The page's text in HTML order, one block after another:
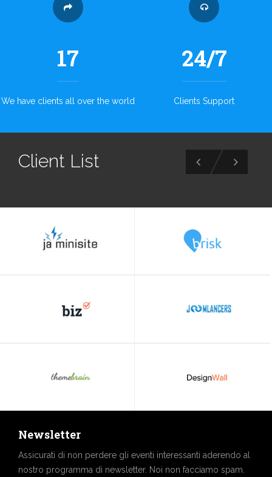
17
We have clients all over the world
24/7
Clients Support
Client List
Newsletter
Assicurati di non perdere gli eventi interessanti aderendo al
nostro programma di newsletter. Noi non facciamo spam.